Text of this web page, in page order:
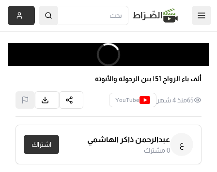
الصِّــرَاط
ألف باء الزواج 51 | بين الرجولة والأنوثة
65منذ 4 شهر YouTube
ع
عبدالرحمن ذاكر الهاشمي
0مشترك
اشتراك